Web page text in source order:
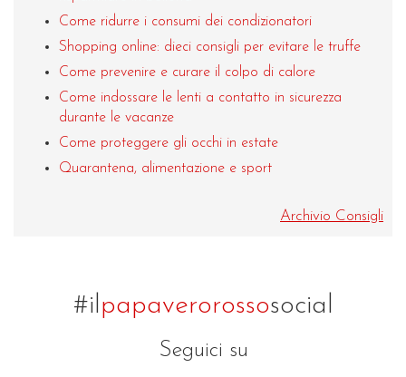
Come ridurre i consumi dei condizionatori
Shopping online: dieci consigli per evitare le truffe
Come prevenire e curare il colpo di calore
Come indossare le lenti a contatto in sicurezza
durante le vacanze
Come proteggere gli occhi in estate
Quarantena, alimentazione e sport
Archivio Consigli
#ilpapaverorossosocial
Seguici su